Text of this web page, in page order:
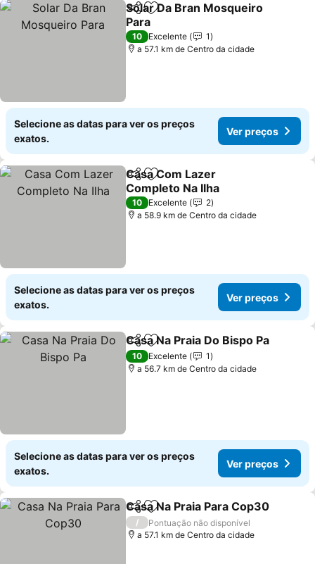
PartilharAdicionar aos favoritos
Solar Da Bran Mosqueiro
Para
10 Excelente
1
a 57.1 km de Centro da cidade
Selecione as datas para ver os preços
exatos.
Ver preços
PartilharAdicionar aos favoritos
Casa Com Lazer
Completo Na Ilha
10 Excelente
2
a 58.9 km de Centro da cidade
Selecione as datas para ver os preços
exatos.
Ver preços
PartilharAdicionar aos favoritos
Casa Na Praia Do Bispo Pa
10 Excelente
1
a 56.7 km de Centro da cidade
Selecione as datas para ver os preços
exatos.
Ver preços
PartilharAdicionar aos favoritos
Casa Na Praia Para Cop30
/
Pontuação não disponível
a 57.1 km de Centro da cidade